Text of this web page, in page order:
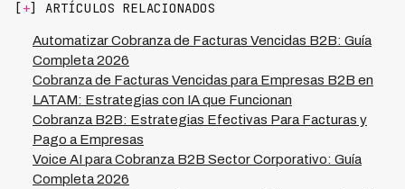
requiere intervención humana incluye casos complejos,
disputas que requieren investigación o clientes
estratégicos que prefieren contacto personal. Esto
permite reducir equipos de 4-5 gestores a 1 supervisor.
[+] ARTÍCULOS RELACIONADOS
Automatizar Cobranza de Facturas Vencidas B2B: Guía
Completa 2026
Cobranza de Facturas Vencidas para Empresas B2B en
LATAM: Estrategias con IA que Funcionan
Cobranza B2B: Estrategias Efectivas Para Facturas y
Pago a Empresas
Voice AI para Cobranza B2B Sector Corporativo: Guía
Completa 2026